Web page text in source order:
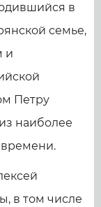
в
семье,
и
Петру
наиболее
в том числе